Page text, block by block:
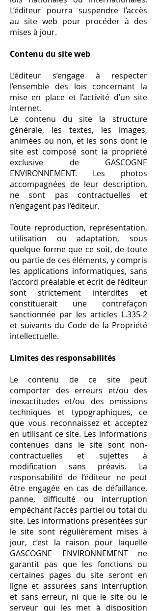
L’éditeur pourra suspendre l’accès
au site web pour procéder à des
mises à jour.
Contenu du site web
L’éditeur s’engage à respecter
l’ensemble des lois concernant la
mise en place et l’activité d’un site
Internet.
Le contenu du site la structure
générale, les textes, les images,
animées ou non, et les sons dont le
site est composé sont la propriété
exclusive de GASCOGNE
ENVIRONNEMENT. Les photos
accompagnées de leur description,
ne sont pas contractuelles et
n’engagent pas l’éditeur.
Toute reproduction, représentation,
utilisation ou adaptation, sous
quelque forme que ce soit, de toute
ou partie de ces éléments, y compris
les applications informatiques, sans
l’accord préalable et écrit de l’éditeur
sont strictement interdites et
constituerait une contrefaçon
sanctionnée par les articles L.335-2
et suivants du Code de la Propriété
intellectuelle.
Limites des responsabilités
Le contenu de ce site peut
comporter des erreurs et/ou des
inexactitudes et/ou des omissions
techniques et typographiques, ce
que vous reconnaissez et acceptez
en utilisant ce site. Les informations
contenues dans le site sont non-
contractuelles et sujettes à
modification sans préavis. La
responsabilité de l’éditeur ne peut
être engagée en cas de défaillance,
panne, difficulté ou interruption
empêchant l’accès partiel ou total du
site. Les informations présentées sur
le site sont régulièrement mises à
jour, c’est la raison pour laquelle
GASCOGNE ENVIRONNEMENT ne
garantit pas que les fonctions ou
certaines pages du site seront en
ligne et assurées sans interruption
et sans erreur, ni que le site ou le
serveur qui les met à disposition